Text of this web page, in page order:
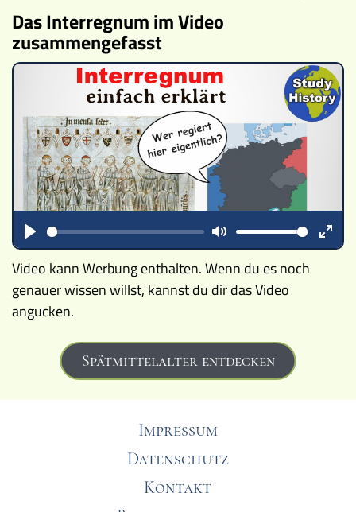
Das Interregnum im Video
zusammengefasst
Play Mute
Video kann Werbung enthalten. Wenn du es noch
genauer wissen willst, kannst du dir das Video
angucken.
Spätmittelalter entdecken
Impressum
Datenschutz
Kontakt